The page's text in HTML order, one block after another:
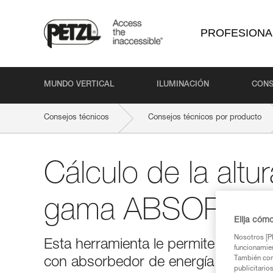
MUNDO VERTICAL ILUMINACIÓN
Consejos técnicos Consejos técnicos por producto
Cálculo de la
gama
Esta herramienta le permite
con absorbedor de energía
Elija
Nosotros
También